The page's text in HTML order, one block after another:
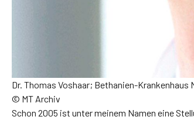
Dr. Thomas Voshaar; Bethanien-
© MT Archiv
Schon 2005 ist unter meinem Namen eine